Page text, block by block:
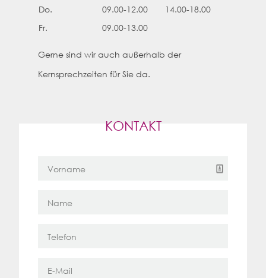
Do.
09.00-12.00
14.00-18.00
Fr.
09.00-13.00
Gerne sind wir auch außerhalb der
Kernsprechzeiten für Sie da.
KONTAKT